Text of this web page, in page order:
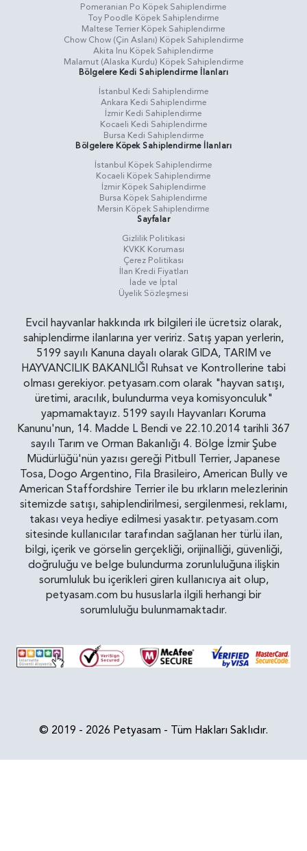
Pomeranian Po Köpek Sahiplendirme
Toy Poodle Köpek Sahiplendirme
Maltese Terrier Köpek Sahiplendirme
Chow Chow (Çin Aslanı) Köpek Sahiplendirme
Akita Inu Köpek Sahiplendirme
Malamut (Alaska Kurdu) Köpek Sahiplendirme
Bölgelere Kedi Sahiplendirme İlanları
İstanbul Kedi Sahiplendirme
Ankara Kedi Sahiplendirme
İzmir Kedi Sahiplendirme
Kocaeli Kedi Sahiplendirme
Bursa Kedi Sahiplendirme
Bölgelere Köpek Sahiplendirme İlanları
İstanbul Köpek Sahiplendirme
Kocaeli Köpek Sahiplendirme
İzmir Köpek Sahiplendirme
Bursa Köpek Sahiplendirme
Mersin Köpek Sahiplendirme
Sayfalar
Gizlilik Politikasi
KVKK Koruması
Çerez Politikası
İlan Kredi Fiyatları
İade ve İptal
Üyelik Sözleşmesi
Evcil hayvanlar hakkında ırk bilgileri ile ücretsiz olarak,
sahiplendirme ilanlarına yer veririz. Satış yapan yerlerin,
5199 sayılı Kanuna dayalı olarak GIDA, TARIM ve
HAYVANCILIK BAKANLIĞI Ruhsat ve Kontrollerine tabi
olması gerekiyor. petyasam.com olarak "hayvan satışı,
üretimi, aracılık, bulundurma veya komisyonculuk"
yapmamaktayız. 5199 sayılı Hayvanları Koruma
Kanunu'nun, 14. Madde L Bendi ve 22.10.2014 tarihli 367
sayılı Tarım ve Orman Bakanlığı 4. Bölge İzmir Şube
Müdürlüğü'nün yazısı gereği Pitbull Terrier, Japanese
Tosa, Dogo Argentino, Fila Brasileiro, American Bully ve
American Staffordshire Terrier ile bu ırkların melezlerinin
sitemizde satışı, sahiplendirilmesi, sergilenmesi, reklamı,
takası veya hediye edilmesi yasaktır. petyasam.com
sitesinde kullanıcılar tarafından sağlanan her türlü ilan,
bilgi, içerik ve görselin gerçekliği, orijinalliği, güvenliği,
doğruluğu ve belge bulundurma zorunluluğuna ilişkin
sorumluluk bu içerikleri giren kullanıcıya ait olup,
petyasam.com bu hususlarla ilgili herhangi bir
sorumluluğu bulunmamaktadır.
© 2019 - 2026 Petyasam - Tüm Hakları Saklıdır.